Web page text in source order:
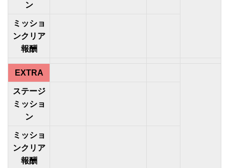
ン
ミッショ
ンクリア
報酬
EXTRA
ステージ
ミッショ
ン
ミッショ
ンクリア
報酬